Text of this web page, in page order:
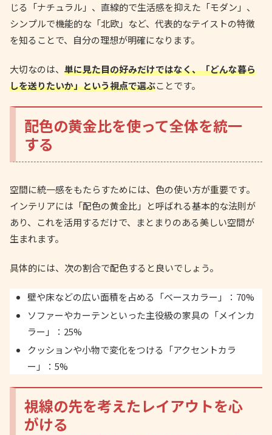
じる「ナチュラル」、直線的で生活感を抑えた「モダン」、
シンプルで機能的な「北欧」など、代表的なテイストの特徴
を知ることで、自分の理想が明確になります。
大切なのは、 単に見た目の好みだけではなく、「どんな暮ら
しを送りたいか」という視点で選ぶことです。
配色の黄金比を使って全体を統一
する
空間に統一感をもたらすためには、色の使い方が重要です。
インテリアには「配色の黄金比」と呼ばれる基本的な法則が
あり、これを活用するだけで、まとまりのある美しい空間が
生まれます。
具体的には、次の割合で配色すると良いでしょう。
壁や床などの広い面積を占める「ベースカラー」：70%
ソファーやカーテンといった主役級の家具の「メインカ
ラー」：25%
クッションや小物で変化をつける「アクセントカラ
ー」：5%
視線の先を考えたレイアウトを心
がける